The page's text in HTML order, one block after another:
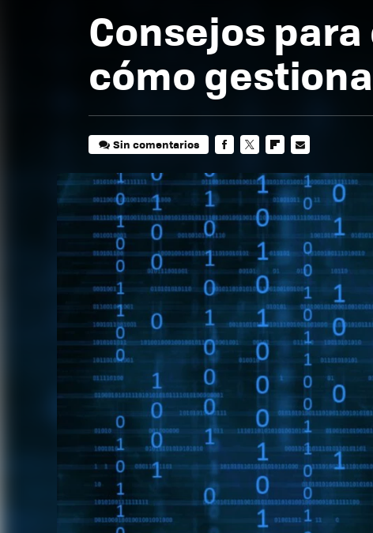
Consejos
cómo
Sin comentarios
MAIL